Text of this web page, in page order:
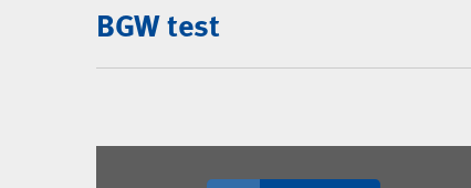
BGW test